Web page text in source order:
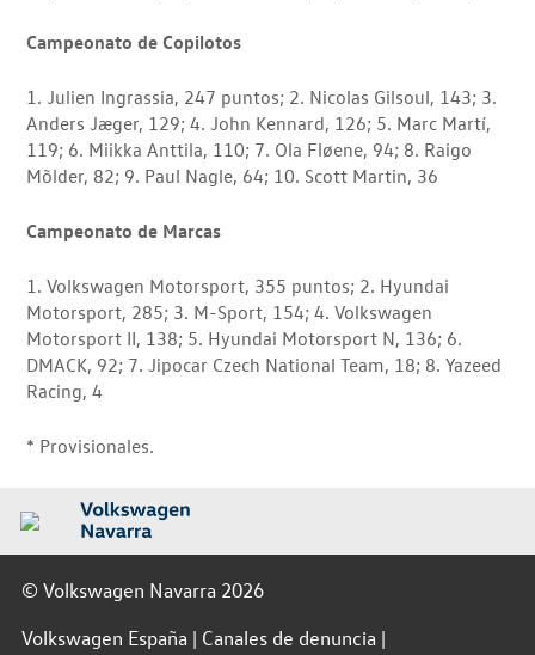
Campeonato de Copilotos
1. Julien Ingrassia, 247 puntos; 2. Nicolas Gilsoul, 143; 3.
Anders Jæger, 129; 4. John Kennard, 126; 5. Marc Martí,
119; 6. Miikka Anttila, 110; 7. Ola Fløene, 94; 8. Raigo
Mõlder, 82; 9. Paul Nagle, 64; 10. Scott Martin, 36
Campeonato de Marcas
1. Volkswagen Motorsport, 355 puntos; 2. Hyundai
Motorsport, 285; 3. M-Sport, 154; 4. Volkswagen
Motorsport II, 138; 5. Hyundai Motorsport N, 136; 6.
DMACK, 92; 7. Jipocar Czech National Team, 18; 8. Yazeed
Racing, 4
* Provisionales.
© Volkswagen Navarra 2026
Volkswagen España
Canales de denuncia